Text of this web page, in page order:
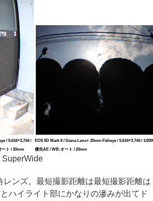
/ 5,616×3,744 /
ート / 20mm
EOS 5D Mark II / Diana Lens+ 20mm Fisheye / 5,616×3,744 / 1/
優先AE / WB:オート / 20mm
SuperWide
ンズ。最短撮影距離は最短撮影距離は
ハイライト部にかなりの滲みが出てド